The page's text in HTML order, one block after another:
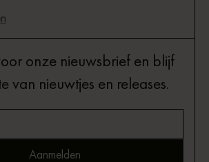
onze nieuwsbrief en blijf
van nieuwtjes en releases.